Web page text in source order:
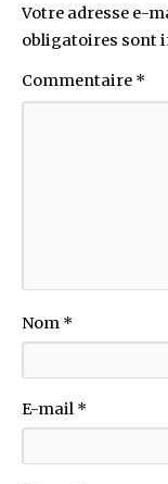
Votre adresse e-
obligatoires sont
Commentaire *
Nom *
E-mail *